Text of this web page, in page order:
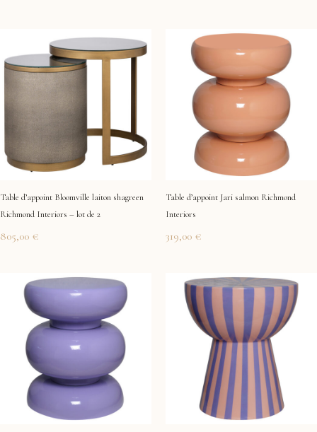
Table d’appoint Bloomville laiton shagreen
Richmond Interiors – lot de 2
805,00 €
Table d’appoint Jari salmon Richmond
Interiors
319,00 €